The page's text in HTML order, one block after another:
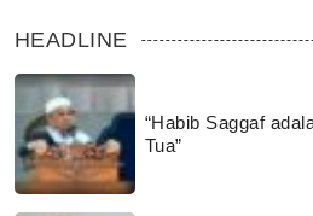
HEADLINE
“Habib Saggaf
Tua”